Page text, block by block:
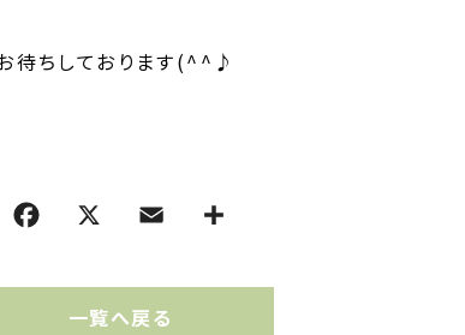
ちしております(^^♪
一覧へ戻る